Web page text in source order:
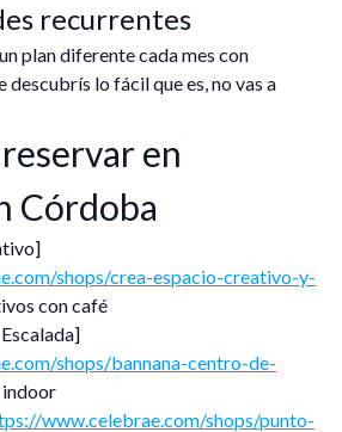
recurrentes
plan diferente cada mes con
descubrís lo fácil que es, no vas a
en
Córdoba
shops/crea-espacio-creativo-y-
con café
shops/bannana-centro-de-
indoor
www.celebrae.com/shops/punto-